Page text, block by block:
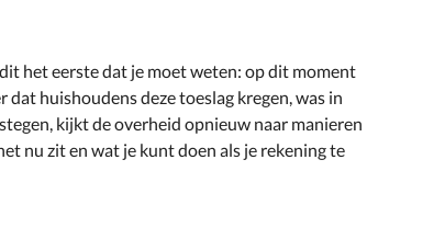
het eerste dat je moet weten: op dit moment
dat huishoudens deze toeslag kregen, was in
kijkt de overheid opnieuw naar manieren
nu zit en wat je kunt doen als je rekening te